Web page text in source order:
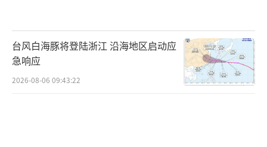
台风白海豚将登陆浙江 沿海地区启动应
急响应
2026-08-06 09:43:22